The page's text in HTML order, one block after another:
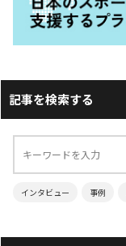
記事を検索する
インタビュー 事例